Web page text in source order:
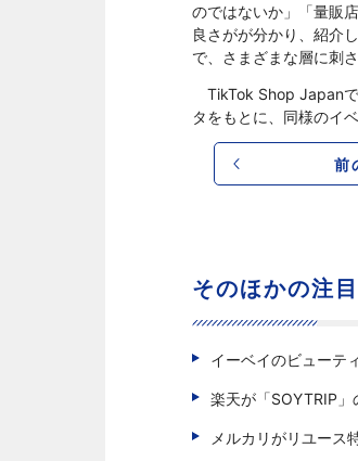
のではないか」「量販
良さがが分かり、紹介
で、さまざまな層に刺
TikTok Shop Japanで
タをもとに、同様のイ
前
そのほかの注
イーベイのビューテ
楽天が「SOYTRIP
メルカリがリユー